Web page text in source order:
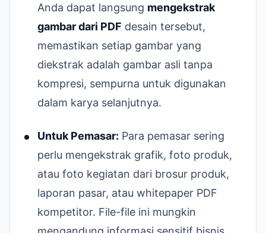
Anda dapat langsung mengekstrak
gambar dari PDF desain tersebut,
memastikan setiap gambar yang
diekstrak adalah gambar asli tanpa
kompresi, sempurna untuk digunakan
dalam karya selanjutnya.
Untuk Pemasar: Para pemasar sering
perlu mengekstrak grafik, foto produk,
atau foto kegiatan dari brosur produk,
laporan pasar, atau whitepaper PDF
kompetitor. File-file ini mungkin